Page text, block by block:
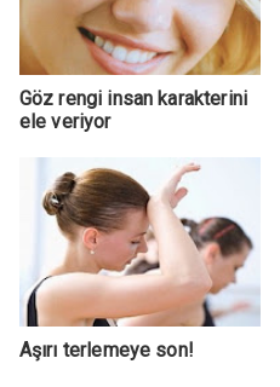
Göz rengi insan karakterini
ele veriyor
Aşırı terlemeye son!